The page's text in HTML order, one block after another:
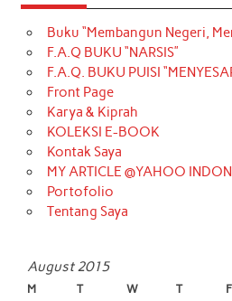
Buku “Membangun Negeri,
F.A.Q BUKU “NARSIS”
F.A.Q. BUKU PUISI
Front Page
Karya & Kiprah
KOLEKSI E-BOOK
Kontak Saya
MY ARTICLE @YAHOO
Portofolio
Tentang Saya
August 2015
M T W T F